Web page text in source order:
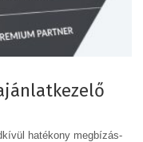
hatékony megbízás-